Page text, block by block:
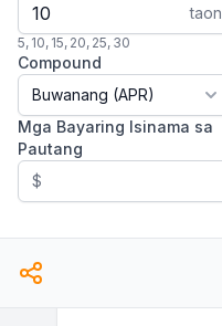
taon
5, 10, 15, 20, 25, 30
Compound
Mga Bayaring Isinama sa
Pautang
$